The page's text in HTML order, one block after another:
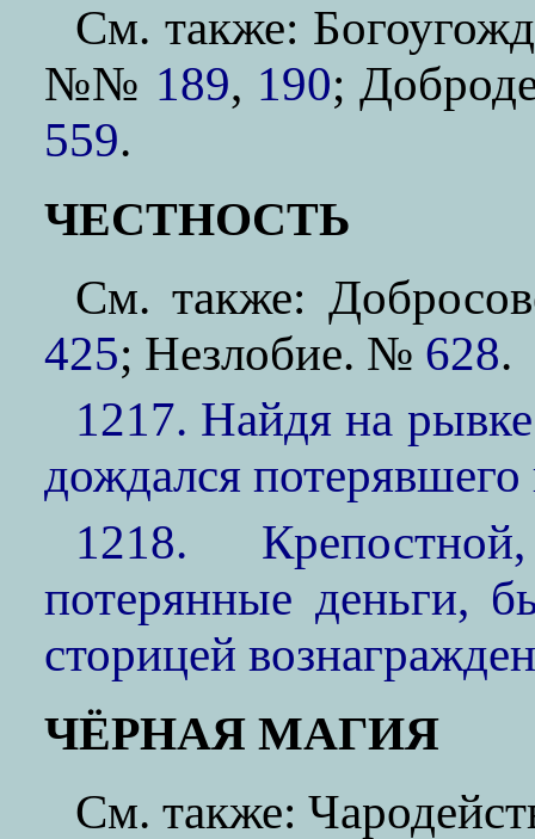
См. также:
№№ 189, 190;
559.
ЧЕСТНОСТЬ
См. также:
425; Незлобие. № 628.
1217. Найдя на
дождался потерявшего
1218.
потерянные деньги,
сторицей вознагражден
ЧЁРНАЯ МАГИЯ
См. также: